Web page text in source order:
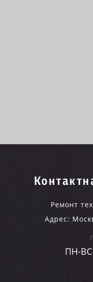
Ремонт
Адрес:
ПН-ВC